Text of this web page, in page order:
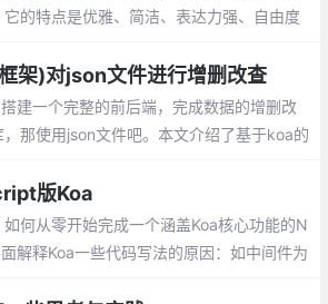
的原班人马打造
比，它是一个更轻
架)对json文件进行增删改查
建一个完整的前后端，完成数据的增删改
那使用json文件吧。本文介绍了基于koa的
版Koa
何从零开始完成一个涵盖Koa核心功能的N
解释Koa一些代码写法的原因：如中间件为